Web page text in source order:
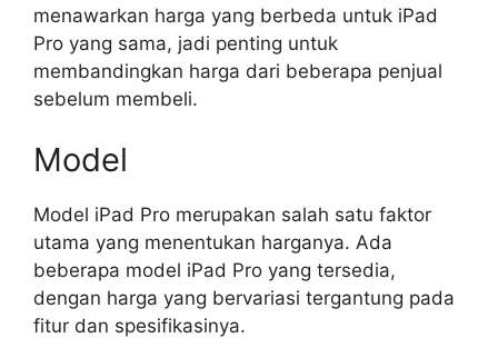
menawarkan harga yang berbeda untuk iPad
Pro yang sama, jadi penting untuk
membandingkan harga dari beberapa penjual
sebelum membeli.
Model
Model iPad Pro merupakan salah satu faktor
utama yang menentukan harganya. Ada
beberapa model iPad Pro yang tersedia,
dengan harga yang bervariasi tergantung pada
fitur dan spesifikasinya.